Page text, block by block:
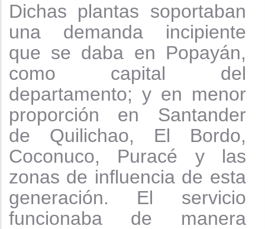
Dichas plantas soportaban
una demanda incipiente
que se daba en Popayán,
como capital del
departamento; y en menor
proporción en Santander
de Quilichao, El Bordo,
Coconuco, Puracé y las
zonas de influencia de esta
generación. El servicio
funcionaba de manera